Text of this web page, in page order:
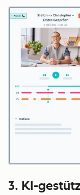
3. KI-